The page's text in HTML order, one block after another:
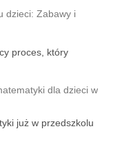
dzieci: Zabawy i
proces, który
dla dzieci w
już w przedszkolu